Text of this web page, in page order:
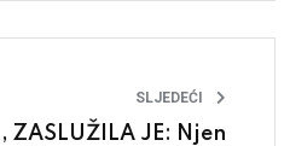
SLJEDEĆI
ZASLUŽILA JE: Njen